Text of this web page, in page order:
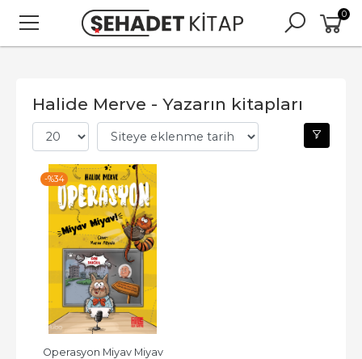
0
Halide Merve - Yazarın kitapları
-%34
Operasyon Miyav Miyav